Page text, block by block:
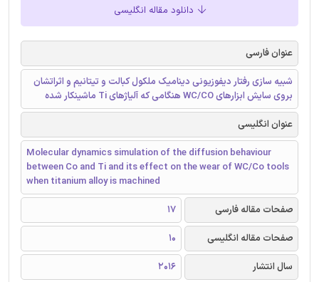
دانلود مقاله انگلیسی
عنوان فارسی
شبیه سازی رفتار دیفوزیونی دینامیک ملکول کبالت و تیتانیم و اثراتشان
بروی سایش ابزارهای WC/CO هنگامی که آلیاژهای Ti ماشینکار شده
عنوان انگلیسی
Molecular dynamics simulation of the diffusion behaviour
between Co and Ti and its effect on the wear of WC/Co tools
when titanium alloy is machined
صفحات مقاله فارسی
17
صفحات مقاله انگلیسی
10
سال انتشار
2016